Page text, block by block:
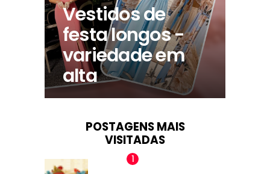
Vestidos de
festa longos -
variedade em
alta
POSTAGENS MAIS
VISITADAS